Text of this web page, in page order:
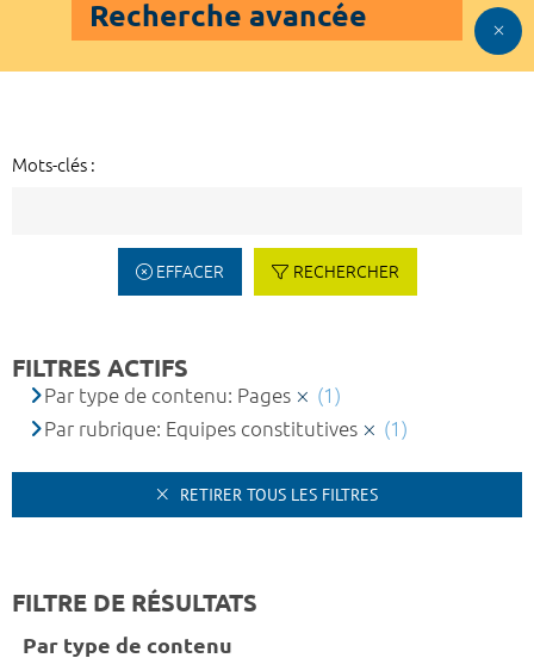
Recherche avancée
Mots-clés :
EFFACER RECHERCHER
FILTRES ACTIFS
Par type de contenu: Pages
(1)
Par rubrique: Equipes constitutives
(1)
RETIRER TOUS LES FILTRES
FILTRE DE RÉSULTATS
Par type de contenu